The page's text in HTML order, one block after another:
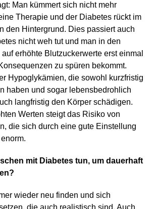
Man kümmert sich nicht mehr
Therapie und der Diabetes rückt im
den Hintergrund. Dies passiert auch
nicht weh tut und man in den
erhöhte Blutzuckerwerte erst einmal
zu spüren bekommt.
Hypoglykämien, die sowohl kurzfristig
haben und sogar lebensbedrohlich
langfristig den Körper schädigen.
Werten steigt das Risiko von
die sich durch eine gute Einstellung
mit Diabetes tun, um dauerhaft
wieder neu finden und sich